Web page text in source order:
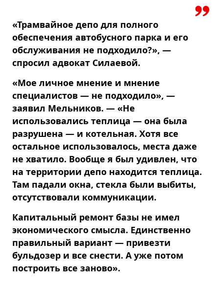
«Трамвайное депо для полного
обеспечения автобусного парка и его
обслуживания не подходило?», —
спросил адвокат Силаевой.
«Мое личное мнение и мнение
специалистов — не подходило», —
заявил Мельников. — «Не
использовались теплица — она была
разрушена — и котельная. Хотя все
остальное использовалось, места даже
не хватило. Вообще я был удивлен, что
на территории депо находится теплица.
Там падали окна, стекла были выбиты,
отсутствовали коммуникации.
Капитальный ремонт базы не имел
экономического смысла. Единственно
правильный вариант — привезти
бульдозер и все снести. А уже потом
построить все заново».